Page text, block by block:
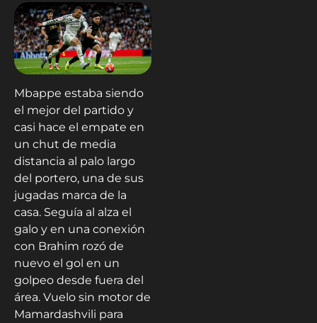
Mbappe estaba siendo
el mejor del partido y
casi hace el empate en
un chut de media
distancia al palo largo
del portero, una de sus
jugadas marca de la
casa. Seguía al alza el
galo y en una conexión
con Brahim rozó de
nuevo el gol en un
golpeo desde fuera del
área. Vuelo sin motor de
Mamardashvili para